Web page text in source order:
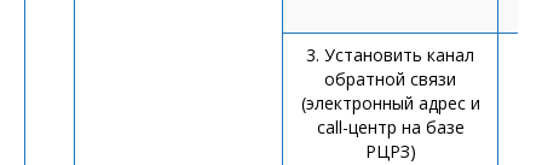
3. Установить канал
обратной связи
(электронный адрес и
call-центр на базе
РЦРЗ)